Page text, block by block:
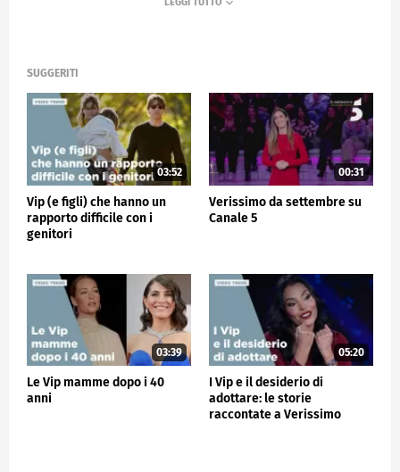
SUGGERITI
03:52
Vip (e figli) che hanno un
rapporto difficile con i
genitori
00:31
Verissimo da settembre su
Canale 5
03:39
Le Vip mamme dopo i 40
anni
05:20
I Vip e il desiderio di
adottare: le storie
raccontate a Verissimo